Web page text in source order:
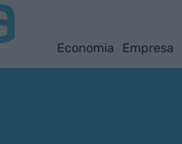
Economia Empresa